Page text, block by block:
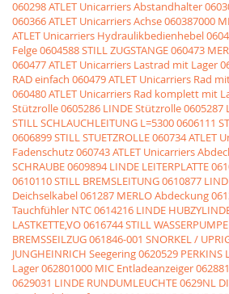
060298 ATLET Unicarriers Abstandhalter
060366 ATLET Unicarriers Achse060387000
ATLET Unicarriers Hydraulikbedienhebel
Felge0604588 STILL ZUGSTANGE060473
060477 ATLET Unicarriers Lastrad mit Lager
RAD einfach 060479 ATLET Unicarriers Rad
060480 ATLET Unicarriers Rad komplett mit
Stützrolle0605286 LINDE Stützrolle0605287
STILL SCHLAUCHLEITUNG L=53000606111
0606899 STILL STUETZROLLE060734 ATLET
Fadenschutz060743 ATLET Unicarriers
SCHRAUBE0609894 LINDE LEITERPLATTE
0610110 STILL BREMSLEITUNG0610877
Deichselkabel061287 MERLO Abdeckung
Tauchfühler NTC0614216 LINDE
LASTKETTE,VO0616744 STILL WASSERPUMPE
BREMSSEILZUG061846-001 SNORKEL /
JUNGHEINRICH Seegering0620529 PERKINS
Lager062801000 MIC Entladeanzeiger
0629031 LINDE RUNDUMLEUCHTE0629NL